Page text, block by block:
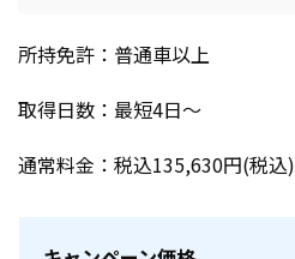
所持免許：普通車以上
取得日数：最短4日〜
通常料金：税込135,630円(税込)